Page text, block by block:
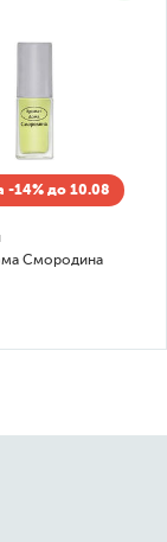
-14% до 10.08
Arden
Tea Pistachio Crunch